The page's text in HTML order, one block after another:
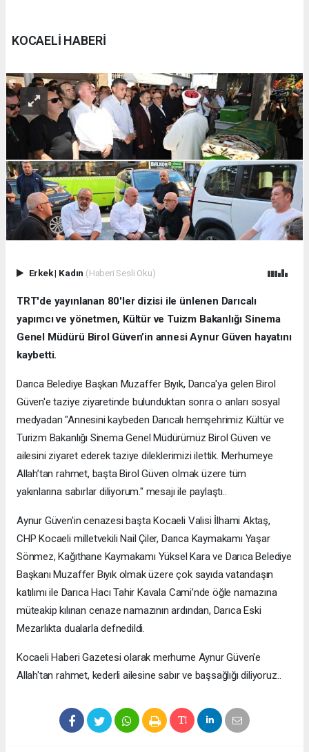
KOCAELİ HABERİ
Erkek| Kadın (Haberi Sesli Oku)
TRT'de yayınlanan 80'ler dizisi ile ünlenen Darıcalı
yapımcı ve yönetmen, Kültür ve Tuizm Bakanlığı Sinema
Genel Müdürü Birol Güven’in annesi Aynur Güven hayatını
kaybetti.
Darıca Belediye Başkan Muzaffer Bıyık, Darıca'ya gelen Birol
Güven'e taziye ziyaretinde bulunduktan sonra o anları sosyal
medyadan "Annesini kaybeden Darıcalı hemşehrimiz Kültür ve
Turizm Bakanlığı Sinema Genel Müdürümüz Birol Güven ve
ailesini ziyaret ederek taziye dileklerimizi ilettik. Merhumeye
Allah’tan rahmet, başta Birol Güven olmak üzere tüm
yakınlarına sabırlar diliyorum." mesajı ile paylaştı..
Aynur Güven'in cenazesi başta Kocaeli Valisi İlhami Aktaş,
CHP Kocaeli milletvekili Nail Çiler, Darıca Kaymakamı Yaşar
Sönmez, Kağıthane Kaymakamı Yüksel Kara ve Darıca Belediye
Başkanı Muzaffer Bıyık olmak üzere çok sayıda vatandaşın
katılımı ile Darıca Hacı Tahir Kavala Cami’nde öğle namazına
müteakip kılınan cenaze namazının ardından, Darıca Eski
Mezarlıkta dualarla defnedildi.
Kocaeli Haberi Gazetesi olarak merhume Aynur Güven'e
Allah'tan rahmet, kederli ailesine sabır ve başsağlığı diliyoruz..